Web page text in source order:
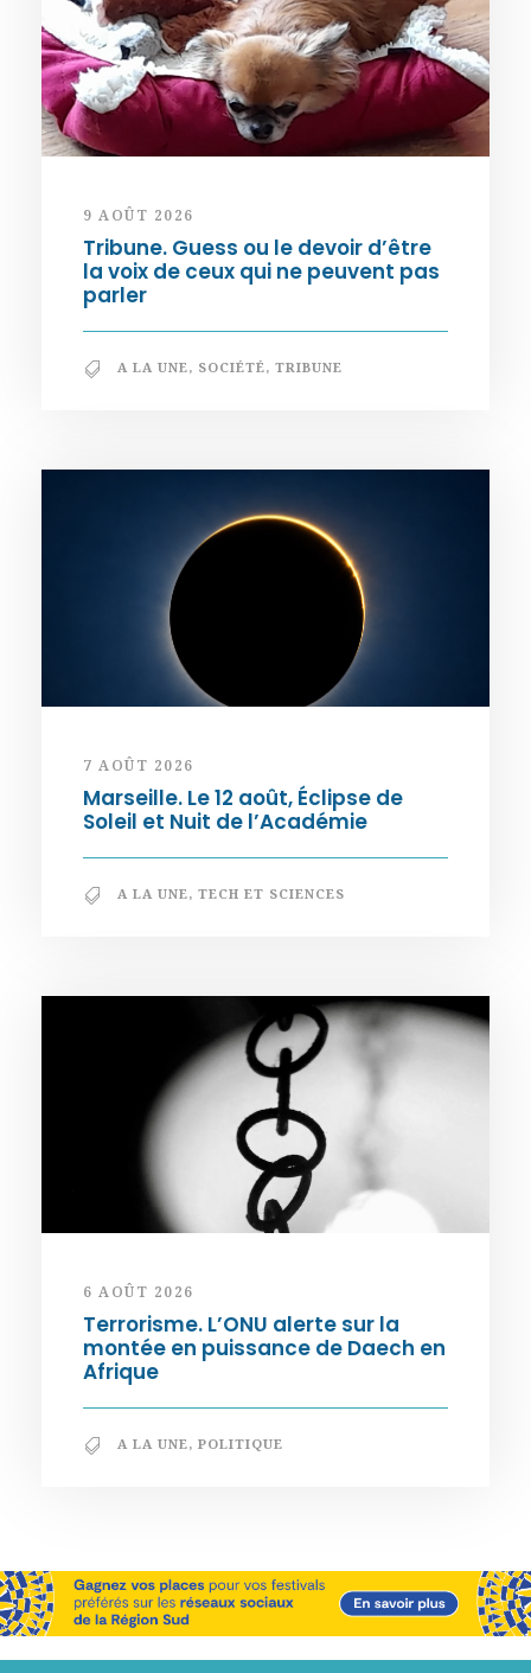
9 AOÛT 2026
Tribune. Guess ou le devoir d’être
la voix de ceux qui ne peuvent pas
parler
A LA UNE, SOCIÉTÉ, TRIBUNE
7 AOÛT 2026
Marseille. Le 12 août, Éclipse de
Soleil et Nuit de l’Académie
A LA UNE, TECH ET SCIENCES
6 AOÛT 2026
Terrorisme. L’ONU alerte sur la
montée en puissance de Daech en
Afrique
A LA UNE, POLITIQUE